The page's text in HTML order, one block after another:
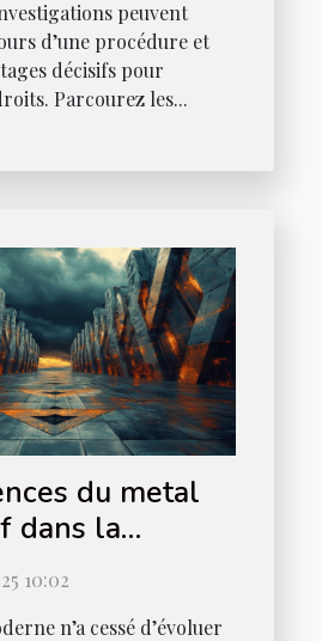
peuvent
d’une procédure et
décisifs pour
Parcourez les...
du metal
dans la
10:02
n’a cessé d’évoluer